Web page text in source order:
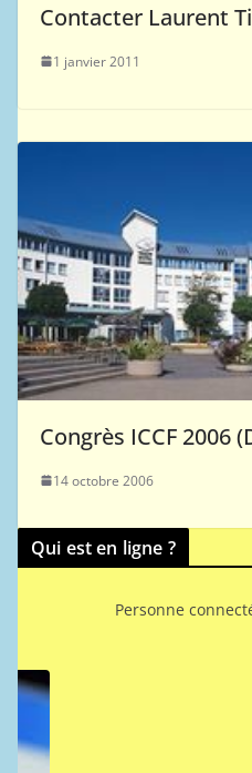
Contacter Laurent
1 janvier 2011
Congrès ICCF 2006
14 octobre 2006
Qui est en ligne ?
Personne